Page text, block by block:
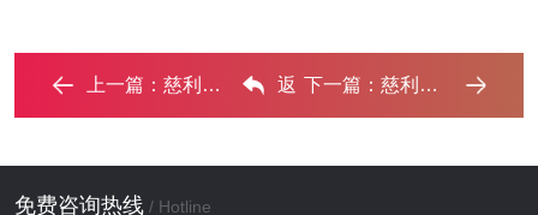
上一篇： 慈利个人消费贷款办理要符合哪些条件？ ...‌ 返 下一篇：慈利公积金贷款能贷多少,公积金贷款额度及利率是多少 ...‌
免费咨询热线 / Hotline